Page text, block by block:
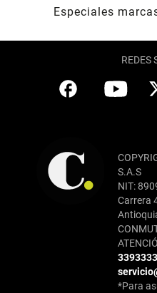
Especiales
REDES
S.A.S
NIT:
Carrera
3393333
*Para